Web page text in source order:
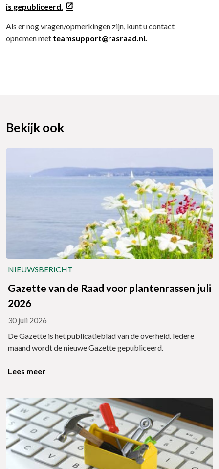
is gepubliceerd.
Als er nog vragen/opmerkingen zijn, kunt u contact
opnemen met teamsupport@rasraad.nl.
Bekijk ook
NIEUWSBERICHT
Gazette van de Raad voor plantenrassen juli
2026
30 juli 2026
De Gazette is het publicatieblad van de overheid. Iedere
maand wordt de nieuwe Gazette gepubliceerd.
Lees meer